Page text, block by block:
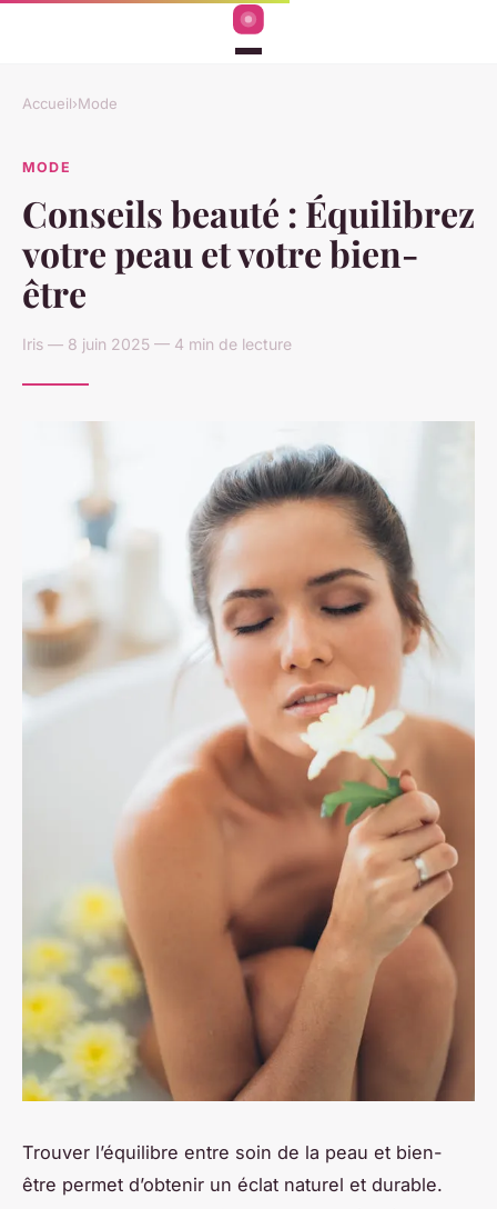
Accueil›Mode
MODE
Conseils beauté : Équilibrez
votre peau et votre bien-
être
Iris — 8 juin 2025 — 4 min de lecture
Trouver l’équilibre entre soin de la peau et bien-
être permet d’obtenir un éclat naturel et durable.